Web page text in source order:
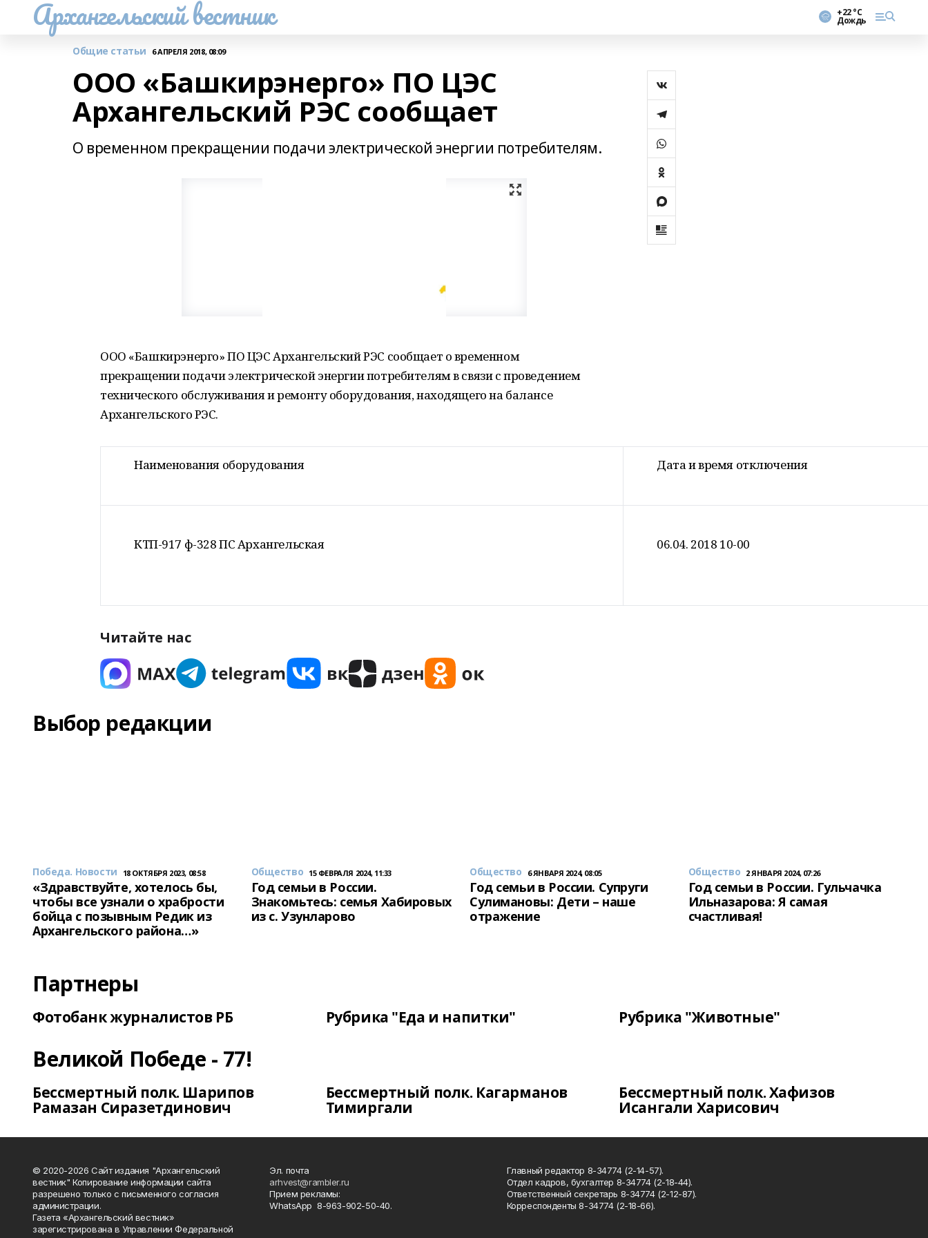
Архангельский вестник +22 °С
Дождь
Общие статьи 6 АПРЕЛЯ 2018, 08:09
ООО «Башкирэнерго» ПО ЦЭС
Архангельский РЭС сообщает
О временном прекращении подачи электрической энергии потребителям.
ООО «Башкирэнерго» ПО ЦЭС Архангельский РЭС сообщает о временном
прекращении подачи электрической энергии потребителям в связи с проведением
технического обслуживания и ремонту оборудования, находящего на балансе
Архангельского РЭС.
Наименования оборудования Дата и время отключения
КТП-917 ф-328 ПС Архангельская 06.04. 2018 10-00
Читайте нас
Выбор редакции
Победа. Новости 18 ОКТЯБРЯ 2023, 08:58
«Здравствуйте, хотелось бы,
чтобы все узнали о храбрости
бойца с позывным Редик из
Архангельского района…»
Общество 15 ФЕВРАЛЯ 2024, 11:33
Год семьи в России.
Знакомьтесь: семья Хабировых
из с. Узунларово
Общество 6 ЯНВАРЯ 2024, 08:05
Год семьи в России. Супруги
Сулимановы: Дети – наше
отражение
Общество 2 ЯНВАРЯ 2024, 07:26
Год семьи в России. Гульчачка
Ильназарова: Я самая
счастливая!
Партнеры
Фотобанк журналистов РБ Рубрика "Еда и напитки" Рубрика "Животные"
Великой Победе - 77!
Бессмертный полк. Шарипов
Рамазан Сиразетдинович
Бессмертный полк. Кагарманов
Тимиргали
Бессмертный полк. Хафизов
Исангали Харисович
© 2020-2026 Сайт издания "Архангельский
вестник" Копирование информации сайта
разрешено только с письменного согласия
администрации.
Газета «Архангельский вестник»
зарегистрирована в Управлении Федеральной
Эл. почта
arhvest@rambler.ru
Прием рекламы:
WhatsApp 8-963-902-50-40.
Главный редактор 8-34774 (2-14-57).
Отдел кадров, бухгалтер 8-34774 (2-18-44).
Ответственный секретарь 8-34774 (2-12-87).
Корреспонденты 8-34774 (2-18-66).